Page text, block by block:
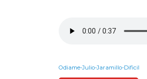
Odiame-Julio-Jaramillo-Dificil